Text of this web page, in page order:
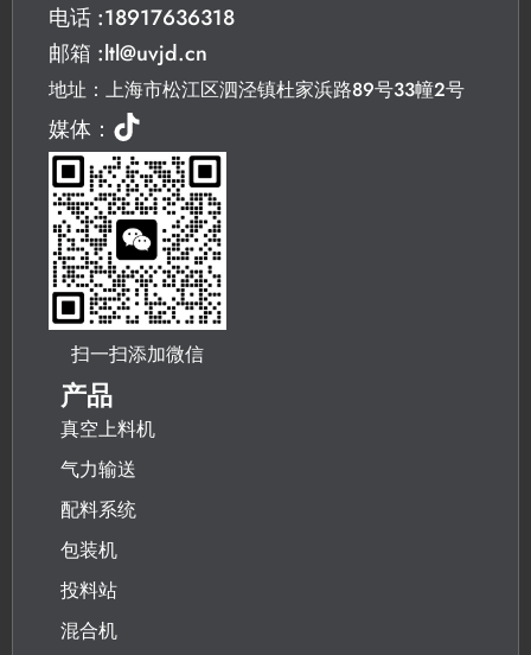
电话 :18917636318
邮箱 :ltl@uvjd.cn
地址：上海市松江区泗泾镇杜家浜路89号33幢2号
媒体：
扫一扫添加微信
产品
真空上料机
气力输送
配料系统
包装机
投料站
混合机